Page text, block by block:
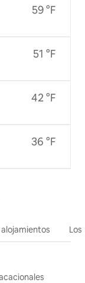
59 °F
51 °F
42 °F
36 °F